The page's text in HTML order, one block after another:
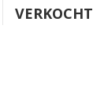
VERKOCHT